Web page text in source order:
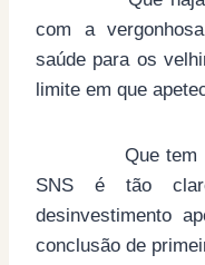
com a
saúde para os
limite em que
Que tem
SNS é tão
desinvestimento
conclusão de